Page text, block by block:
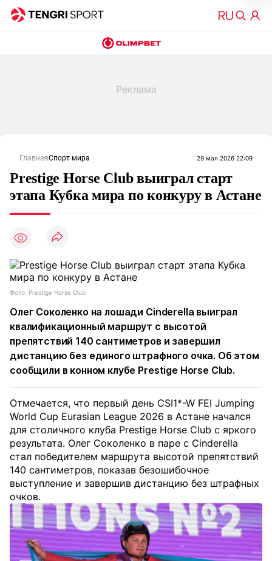
ГлавнаяСпорт мира 29 мая 2026 22:09
Prestige Horse Club выиграл старт
этапа Кубка мира по конкуру в Астане
Фото: Prestige Horse Club
Олег Соколенко на лошади Cinderella выиграл
квалификационный маршрут с высотой
препятствий 140 сантиметров и завершил
дистанцию без единого штрафного очка. Об этом
сообщили в конном клубе Prestige Horse Club.
Отмечается, что первый день CSI1*-W FEI Jumping
World Cup Eurasian League 2026 в Астане начался
для столичного клуба Prestige Horse Club с яркого
результата. Олег Соколенко в паре с Cinderella
стал победителем маршрута высотой препятствий
140 сантиметров, показав безошибочное
выступление и завершив дистанцию без штрафных
очков.